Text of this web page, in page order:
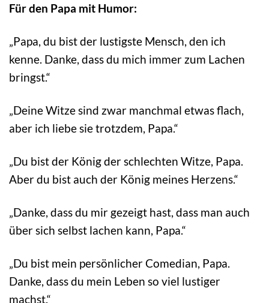
Für den Papa mit Humor:
„Papa, du bist der lustigste Mensch, den ich
kenne. Danke, dass du mich immer zum Lachen
bringst.“
„Deine Witze sind zwar manchmal etwas flach,
aber ich liebe sie trotzdem, Papa.“
„Du bist der König der schlechten Witze, Papa.
Aber du bist auch der König meines Herzens.“
„Danke, dass du mir gezeigt hast, dass man auch
über sich selbst lachen kann, Papa.“
„Du bist mein persönlicher Comedian, Papa.
Danke, dass du mein Leben so viel lustiger
machst.“